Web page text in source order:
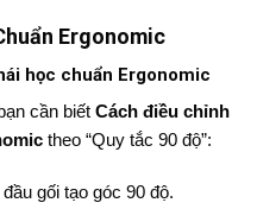
Ergonomic
học chuẩn Ergonomic
cần biết Cách điều chỉnh
theo “Quy tắc 90 độ”:
gối tạo góc 90 độ.